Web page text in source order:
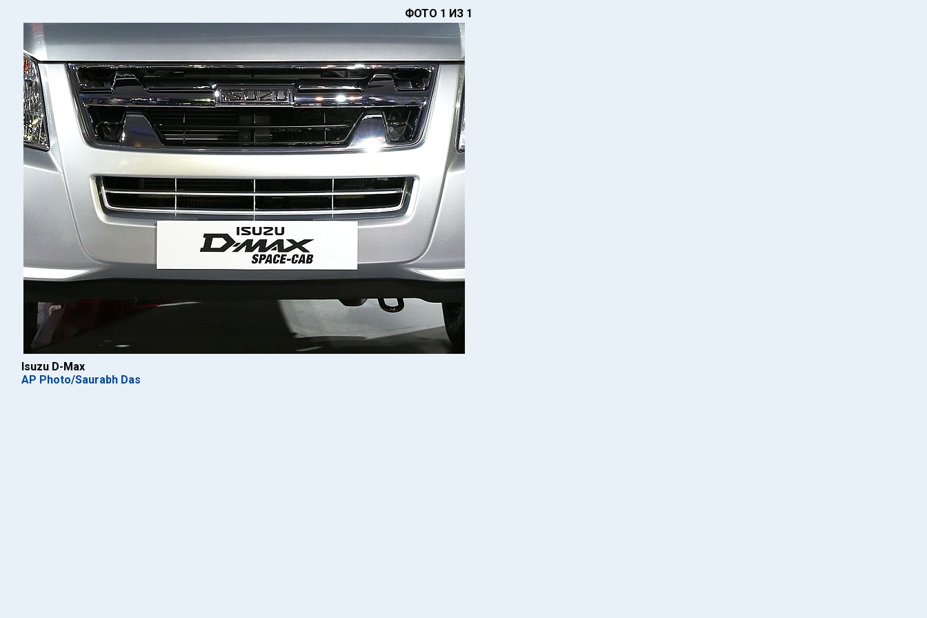
ФОТО 1 ИЗ 1
Isuzu D-Max
AP Photo/Saurabh Das